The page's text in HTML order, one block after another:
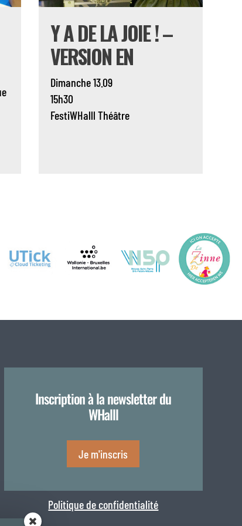
Y A DE LA JOIE ! –
VERSION EN
Dimanche 13.09
15h30
FestiWHalll Théâtre
Inscription à la newsletter du
WHalll
Je m'inscris
Politique de confidentialité